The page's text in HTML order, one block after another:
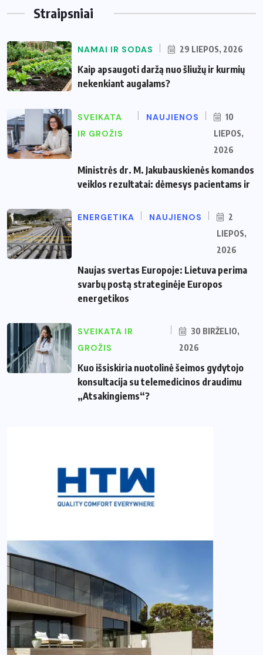
Straipsniai
NAMAI IR SODAS 29 LIEPOS, 2026
Kaip apsaugoti daržą nuo šliužų ir kurmių
nekenkiant augalams?
SVEIKATA
IR GROŽIS
NAUJIENOS
10
LIEPOS,
2026
Ministrės dr. M. Jakubauskienės komandos
veiklos rezultatai: dėmesys pacientams ir
ENERGETIKA NAUJIENOS
2
LIEPOS,
2026
Naujas svertas Europoje: Lietuva perima
svarbų postą strateginėje Europos
energetikos
SVEIKATA IR
GROŽIS
30 BIRŽELIO,
2026
Kuo išsiskiria nuotolinė šeimos gydytojo
konsultacija su telemedicinos draudimu
„Atsakingiems“?